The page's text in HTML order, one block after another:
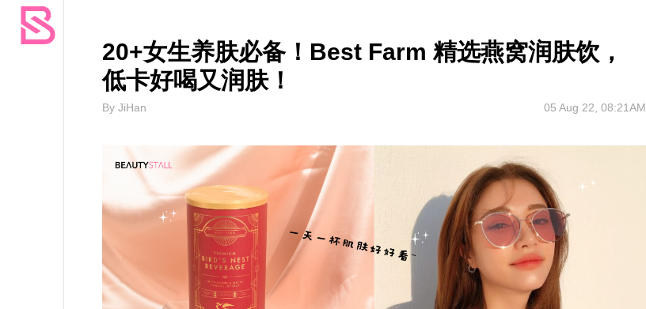
20+女生养肤必备！Best Farm 精选燕窝润肤饮，
低卡好喝又润肤！
By JiHan 05 Aug 22, 08:21AM